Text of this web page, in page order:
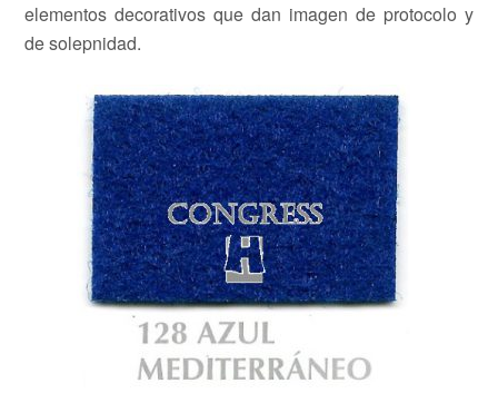
elementos decorativos que dan imagen de protocolo y
de solepnidad.